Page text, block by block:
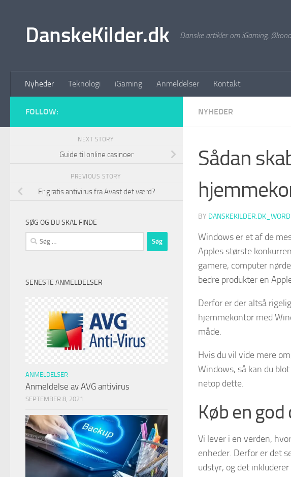
DanskeKilder.dk Danske artikler om iGaming,
Nyheder Teknologi iGaming Anmeldelser Kontakt
NYHEDER
Sådan
BY
Windows er et af de
Apples største
gamere, computer
bedre produkter en
Derfor er der altså
hjemmekontor med
måde.
Hvis du vil vide mere
Windows, så kan du
netop dette.
Køb en
Vi lever i en verden,
enheder. Derfor er det
udstyr, og det
FOLLOW:
NEXT STORY
Guide til online casinoer
PREVIOUS STORY
Er gratis antivirus fra Avast det værd?
SØG OG DU SKAL FINDE
Søg
efter:
SENESTE ANMELDELSER
ANMELDELSER
Anmeldelse av AVG antivirus
SEPTEMBER 8, 2021